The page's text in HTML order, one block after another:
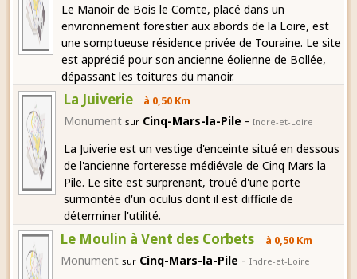
Le Manoir de Bois le Comte, placé dans un
environnement forestier aux abords de la Loire, est
une somptueuse résidence privée de Touraine. Le site
est apprécié pour son ancienne éolienne de Bollée,
dépassant les toitures du manoir.
La Juiverie à 0,50 Km
Monument sur Cinq-Mars-la-Pile - Indre-et-Loire
La Juiverie est un vestige d'enceinte situé en dessous
de l'ancienne forteresse médiévale de Cinq Mars la
Pile. Le site est surprenant, troué d'une porte
surmontée d'un oculus dont il est difficile de
déterminer l'utilité.
Le Moulin à Vent des Corbets à 0,50 Km
Monument sur Cinq-Mars-la-Pile - Indre-et-Loire